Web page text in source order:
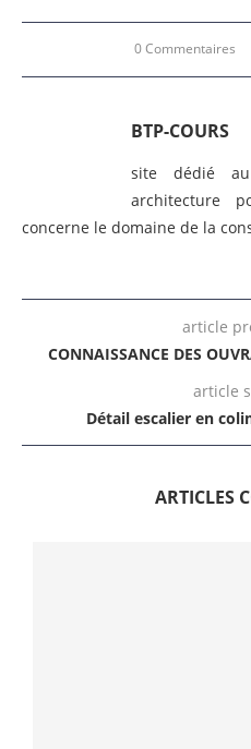
0 Commentaires
BTP-COURS
site dédié
architecture
concerne le domaine de la
article
CONNAISSANCE DES
article
Détail escalier en
ARTICLES